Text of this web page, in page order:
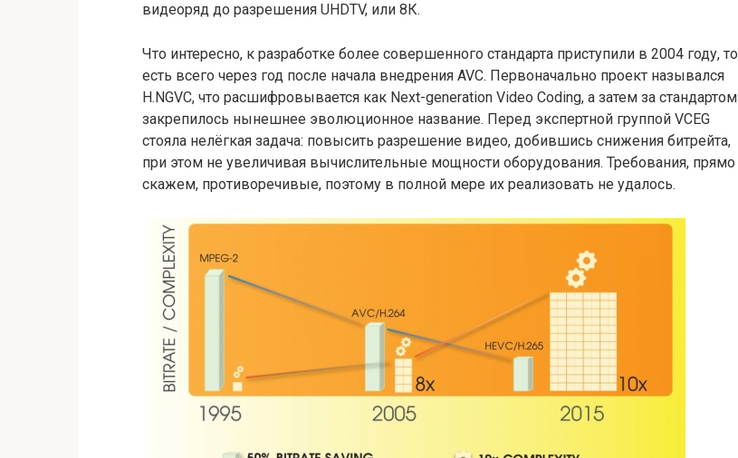
видеоряд до разрешения UHDTV, или 8К.
Что интересно, к разработке более совершенного стандарта приступили в 2004 году, то
есть всего через год после начала внедрения AVC. Первоначально проект назывался
H.NGVC, что расшифровывается как Next-generation Video Coding, а затем за стандартом
закрепилось нынешнее эволюционное название. Перед экспертной группой VCEG
стояла нелёгкая задача: повысить разрешение видео, добившись снижения битрейта,
при этом не увеличивая вычислительные мощности оборудования. Требования, прямо
скажем, противоречивые, поэтому в полной мере их реализовать не удалось.